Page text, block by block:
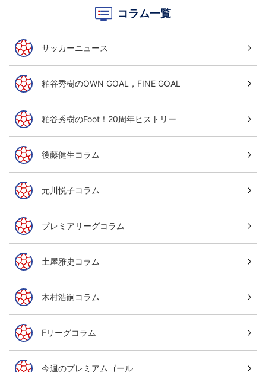
コラム一覧
サッカーニュース
粕谷秀樹のOWN GOAL，FINE GOAL
粕谷秀樹のFoot！20周年ヒストリー
後藤健生コラム
元川悦子コラム
プレミアリーグコラム
土屋雅史コラム
木村浩嗣コラム
Fリーグコラム
今週のプレミアムゴール